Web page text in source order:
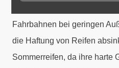
Fahrbahnen bei geringen
die Haftung von Reifen
Sommerreifen, da ihre harte